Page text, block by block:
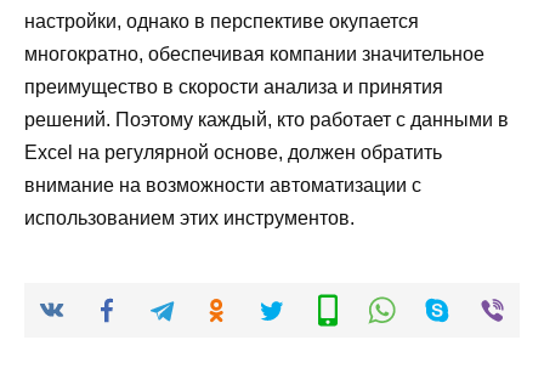
настройки, однако в перспективе окупается
многократно, обеспечивая компании значительное
преимущество в скорости анализа и принятия
решений. Поэтому каждый, кто работает с данными в
Excel на регулярной основе, должен обратить
внимание на возможности автоматизации с
использованием этих инструментов.